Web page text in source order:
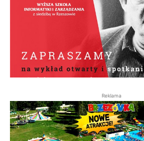
Reklama